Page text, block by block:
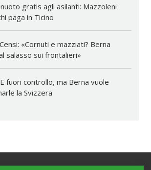
gratis agli asilanti: Mazzoleni
paga in Ticino
«Cornuti e mazziati? Berna
salasso sui frontalieri»
fuori controllo, ma Berna vuole
la Svizzera